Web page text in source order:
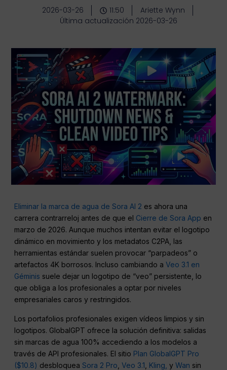
2026-03-26 11:50
Ariette Wynn
Última actualización 2026-03-26
Eliminar la marca de agua de Sora AI 2 es ahora una
carrera contrarreloj antes de que el Cierre de Sora App en
marzo de 2026. Aunque muchos intentan evitar el logotipo
dinámico en movimiento y los metadatos C2PA, las
herramientas estándar suelen provocar “parpadeos” o
artefactos 4K borrosos. Incluso cambiando aVeo 3.1 en
Géminis suele dejar un logotipo de “veo” persistente, lo
que obliga a los profesionales a optar por niveles
empresariales caros y restringidos.
Los portafolios profesionales exigen vídeos limpios y sin
logotipos. GlobalGPT ofrece la solución definitiva: salidas
sin marcas de agua 100% accediendo a los modelos a
través de API profesionales. El sitio Plan GlobalGPT Pro
($10.8) desbloqueaSora 2 Pro ,Veo 3.1 Kling, yWan sin